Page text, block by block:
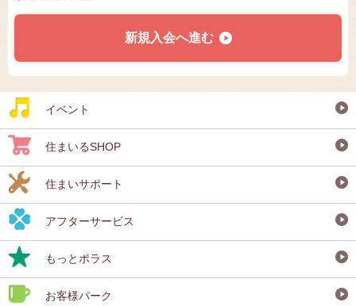
新規入会へ進む
イベント
住まいるSHOP
住まいサポート
アフターサービス
もっとポラス
お客様パーク